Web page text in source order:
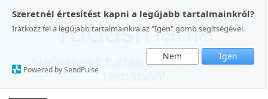
Szeretnél értesítést kapni a legújabb tartalmainkról?
Iratkozz fel a legújabb tartalmainkra az "Igen" gomb segítségével.
Nem Igen
Powered by SendPulse
content
Tudásmánia
Naprakész tudásanyag minden